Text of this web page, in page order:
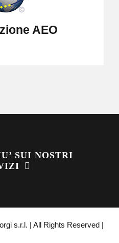
AEO
SUI NOSTRI
s.r.l. | All Rights Reserved |